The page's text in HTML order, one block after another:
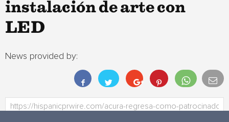
instalación de arte con
LED
News provided by: